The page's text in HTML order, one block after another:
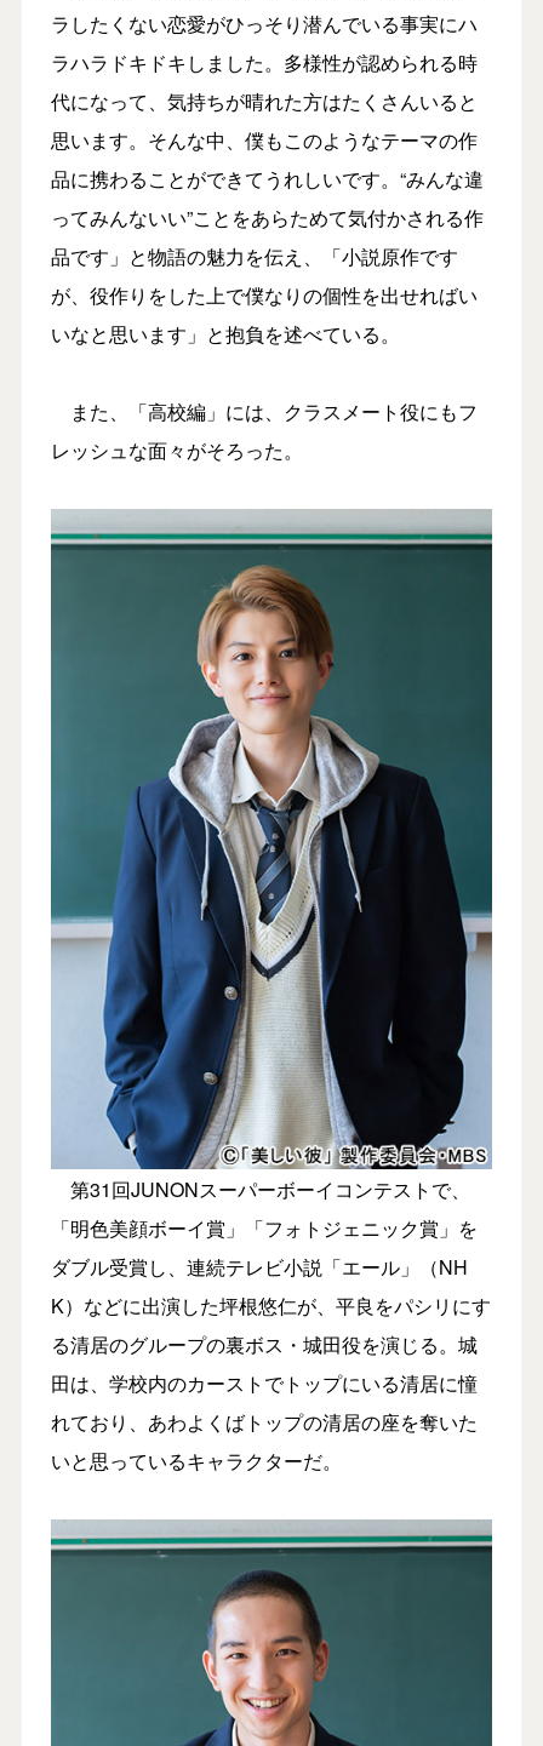
ラしたくない恋愛がひっそり潜んでいる事実にハ
ラハラドキドキしました。多様性が認められる時
代になって、気持ちが晴れた方はたくさんいると
思います。そんな中、僕もこのようなテーマの作
品に携わることができてうれしいです。“みんな違
ってみんないい”ことをあらためて気付かされる作
品です」と物語の魅力を伝え、「小説原作です
が、役作りをした上で僕なりの個性を出せればい
いなと思います」と抱負を述べている。
また、「高校編」には、クラスメート役にもフ
レッシュな面々がそろった。
第31回JUNONスーパーボーイコンテストで、
「明色美顔ボーイ賞」「フォトジェニック賞」を
ダブル受賞し、連続テレビ小説「エール」（NH
K）などに出演した坪根悠仁が、平良をパシリにす
る清居のグループの裏ボス・城田役を演じる。城
田は、学校内のカーストでトップにいる清居に憧
れており、あわよくばトップの清居の座を奪いた
いと思っているキャラクターだ。